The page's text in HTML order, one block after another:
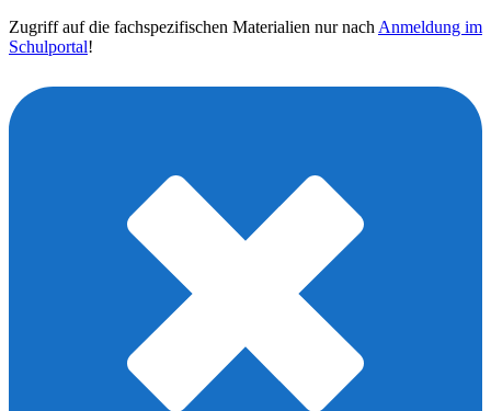
Zugriff auf die fachspezifischen Materialien nur nach Anmeldung im
Schulportal!